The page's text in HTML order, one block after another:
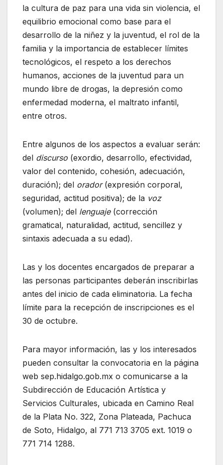
la cultura de paz para una vida sin violencia, el
equilibrio emocional como base para el
desarrollo de la niñez y la juventud, el rol de la
familia y la importancia de establecer límites
tecnológicos, el respeto a los derechos
humanos, acciones de la juventud para un
mundo libre de drogas, la depresión como
enfermedad moderna, el maltrato infantil,
entre otros.
Entre algunos de los aspectos a evaluar serán:
del discurso (exordio, desarrollo, efectividad,
valor del contenido, cohesión, adecuación,
duración); del orador(expresión corporal,
seguridad, actitud positiva); de la voz
(volumen); del lenguaje (corrección
gramatical, naturalidad, actitud, sencillez y
sintaxis adecuada a su edad).
Las y los docentes encargados de preparar a
las personas participantes deberán inscribirlas
antes del inicio de cada eliminatoria. La fecha
límite para la recepción de inscripciones es el
30 de octubre.
Para mayor información, las y los interesados
pueden consultar la convocatoria en la página
web sep.hidalgo.gob.mx o comunicarse a la
Subdirección de Educación Artística y
Servicios Culturales, ubicada en Camino Real
de la Plata No. 322, Zona Plateada, Pachuca
de Soto, Hidalgo, al 771 713 3705 ext. 1019 o
771 714 1288.